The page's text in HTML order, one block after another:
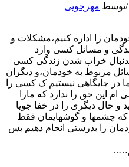
/توسط مهرجویی
را اداره کنیم،مشکلات و
و مسائل کسی وارد
خراب شدن زندگی کسی
مربوط به خودمان،و دیگران
در جایگاهی نیستیم ک کسی را
این حق را ندارد که مارا
و حال دیگری را در خفا جویا
که چشمها و گوشهایمان فقط
را بدرستی انجام دهیم بس